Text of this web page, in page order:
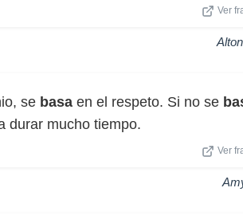
Ver
se basa en el respeto. Si no se
durar mucho tiempo.
Ver